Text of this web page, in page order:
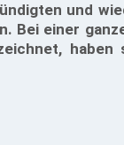
und
Bei einer